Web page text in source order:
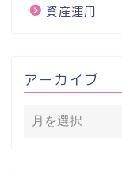
資産運用
アーカイブ